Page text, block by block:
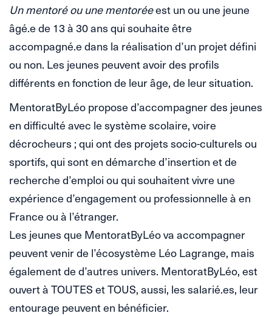
Un mentoré ou une mentoréeest un ou une jeune
âgé.e de 13 à 30 ans qui souhaite être
accompagné.e dans la réalisation d’un projet défini
ou non. Les jeunes peuvent avoir des profils
différents en fonction de leur âge, de leur situation.
MentoratByLéo propose d’accompagner des jeunes
en difficulté avec le système scolaire, voire
décrocheurs ; qui ont des projets socio-culturels ou
sportifs, qui sont en démarche d’insertion et de
recherche d’emploi ou qui souhaitent vivre une
expérience d’engagement ou professionnelle à en
France ou à l’étranger.
Les jeunes que MentoratByLéo va accompagner
peuvent venir de l’écosystème Léo Lagrange, mais
également de d’autres univers. MentoratByLéo, est
ouvert à TOUTES et TOUS, aussi, les salarié.es, leur
entourage peuvent en bénéficier.